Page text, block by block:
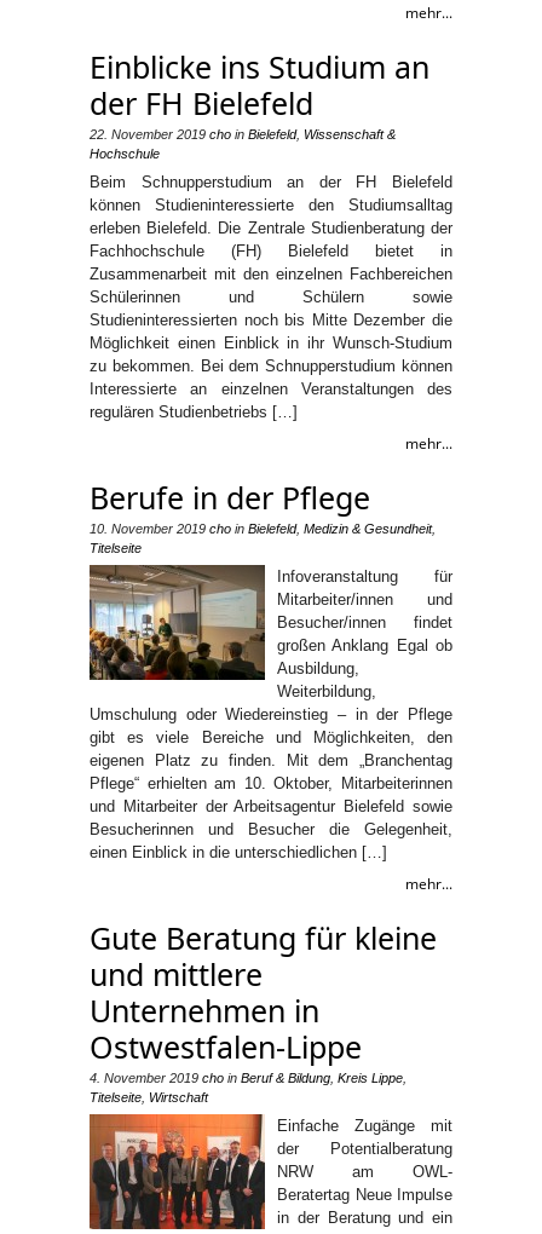
mehr...
Einblicke ins Studium an
der FH Bielefeld
22. November 2019 cho in Bielefeld, Wissenschaft &
Hochschule
Beim Schnupperstudium an der FH Bielefeld
können Studieninteressierte den Studiumsalltag
erleben Bielefeld. Die Zentrale Studienberatung der
Fachhochschule (FH) Bielefeld bietet in
Zusammenarbeit mit den einzelnen Fachbereichen
Schülerinnen und Schülern sowie
Studieninteressierten noch bis Mitte Dezember die
Möglichkeit einen Einblick in ihr Wunsch-Studium
zu bekommen. Bei dem Schnupperstudium können
Interessierte an einzelnen Veranstaltungen des
regulären Studienbetriebs […]
mehr...
Berufe in der Pflege
10. November 2019 cho in Bielefeld, Medizin & Gesundheit,
Titelseite
Infoveranstaltung für
Mitarbeiter/innen und
Besucher/innen findet
großen Anklang Egal ob
Ausbildung,
Weiterbildung,
Umschulung oder Wiedereinstieg – in der Pflege
gibt es viele Bereiche und Möglichkeiten, den
eigenen Platz zu finden. Mit dem „Branchentag
Pflege“ erhielten am 10. Oktober, Mitarbeiterinnen
und Mitarbeiter der Arbeitsagentur Bielefeld sowie
Besucherinnen und Besucher die Gelegenheit,
einen Einblick in die unterschiedlichen […]
mehr...
Gute Beratung für kleine
und mittlere
Unternehmen in
Ostwestfalen-Lippe
4. November 2019 cho in Beruf & Bildung Kreis Lippe
Titelseite Wirtschaft
Einfache Zugänge mit
der Potentialberatung
NRW am OWL-
Beratertag Neue Impulse
in der Beratung und ein